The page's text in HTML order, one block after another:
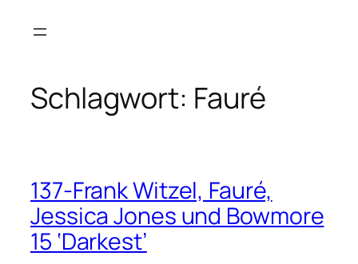
Inhalt
Schlagwort: Fauré
137-Frank Witzel, Fauré,
Jessica Jones und Bowmore
15 ‘Darkest’